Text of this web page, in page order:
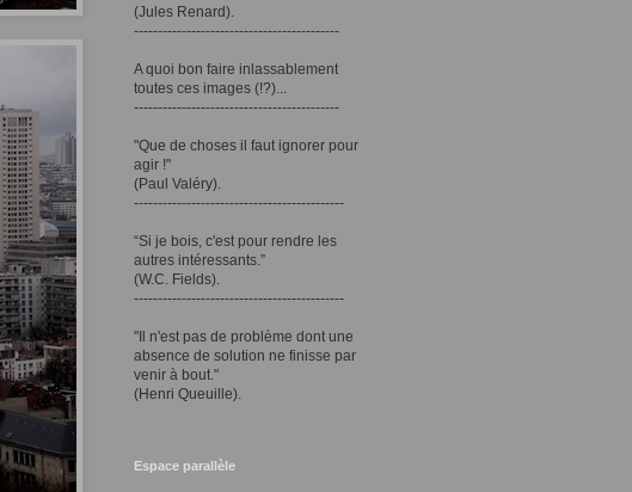
(Jules Renard).
-------------------------------------------
A quoi bon faire inlassablement
toutes ces images (!?)...
-------------------------------------------
"Que de choses il faut ignorer pour
agir !"
(Paul Valéry).
--------------------------------------------
“Si je bois, c'est pour rendre les
autres intéressants.”
(W.C. Fields).
--------------------------------------------
"Il n'est pas de problème dont une
absence de solution ne finisse par
venir à bout."
(Henri Queuille).
Espace parallèle